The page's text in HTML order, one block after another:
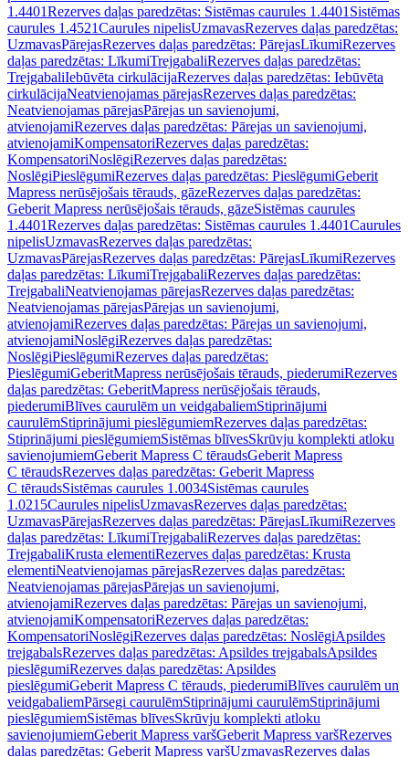
1.4401Rezerves daļas paredzētas: Sistēmas caurules 1.4401 Sistēmas
caurules 1.4521Caurules nipelisUzmavasRezerves daļas paredzētas:
UzmavasPārejasRezerves daļas paredzētas: PārejasLīkumiRezerves
daļas paredzētas: LīkumiTrejgabaliRezerves daļas paredzētas:
TrejgabaliIebūvēta cirkulācijaRezerves daļas paredzētas: Iebūvēta
cirkulācijaNeatvienojamas pārejasRezerves daļas paredzētas:
Neatvienojamas pārejasPārejas un savienojumi,
atvienojamiRezerves daļas paredzētas: Pārejas un savienojumi,
atvienojamiKompensatoriRezerves daļas paredzētas:
KompensatoriNoslēgiRezerves daļas paredzētas:
NoslēgiPieslēgumiRezerves daļas paredzētas: PieslēgumiGeberit
Mapress nerūsējošais tērauds, gāzeRezerves daļas paredzētas:
Geberit Mapress nerūsējošais tērauds, gāzeSistēmas caurules
1.4401Rezerves daļas paredzētas: Sistēmas caurules 1.4401Caurules
nipelisUzmavasRezerves daļas paredzētas:
UzmavasPārejasRezerves daļas paredzētas: PārejasLīkumiRezerves
daļas paredzētas: LīkumiTrejgabaliRezerves daļas paredzētas:
TrejgabaliNeatvienojamas pārejasRezerves daļas paredzētas:
Neatvienojamas pārejasPārejas un savienojumi,
atvienojamiRezerves daļas paredzētas: Pārejas un savienojumi,
atvienojamiNoslēgiRezerves daļas paredzētas:
NoslēgiPieslēgumiRezerves daļas paredzētas:
PieslēgumiGeberitMapress nerūsējošais tērauds, piederumiRezerves
daļas paredzētas: GeberitMapress nerūsējošais tērauds,
piederumiBlīves caurulēm un veidgabaliemStiprinājumi
caurulēmStiprinājumi pieslēgumiemRezerves daļas paredzētas:
Stiprinājumi pieslēgumiemSistēmas blīvesSkrūvju komplekti atloku
savienojumiemGeberit Mapress C tēraudsGeberit Mapress
C tēraudsRezerves daļas paredzētas: Geberit Mapress
C tēraudsSistēmas caurules 1.0034Sistēmas caurules
1.0215Caurules nipelisUzmavasRezerves daļas paredzētas:
UzmavasPārejasRezerves daļas paredzētas: PārejasLīkumiRezerves
daļas paredzētas: LīkumiTrejgabaliRezerves daļas paredzētas:
TrejgabaliKrusta elementiRezerves daļas paredzētas: Krusta
elementiNeatvienojamas pārejasRezerves daļas paredzētas:
Neatvienojamas pārejasPārejas un savienojumi,
atvienojamiRezerves daļas paredzētas: Pārejas un savienojumi,
atvienojamiKompensatoriRezerves daļas paredzētas:
KompensatoriNoslēgiRezerves daļas paredzētas: NoslēgiApsildes
trejgabalsRezerves daļas paredzētas: Apsildes trejgabalsApsildes
pieslēgumiRezerves daļas paredzētas: Apsildes
pieslēgumiGeberit Mapress C tērauds, piederumiBlīves caurulēm un
veidgabaliemPārsegi caurulēmStiprinājumi caurulēmStiprinājumi
pieslēgumiemSistēmas blīvesSkrūvju komplekti atloku
savienojumiemGeberit Mapress varšGeberit Mapress varšRezerves
daļas paredzētas: Geberit Mapress varšUzmavasRezerves daļas